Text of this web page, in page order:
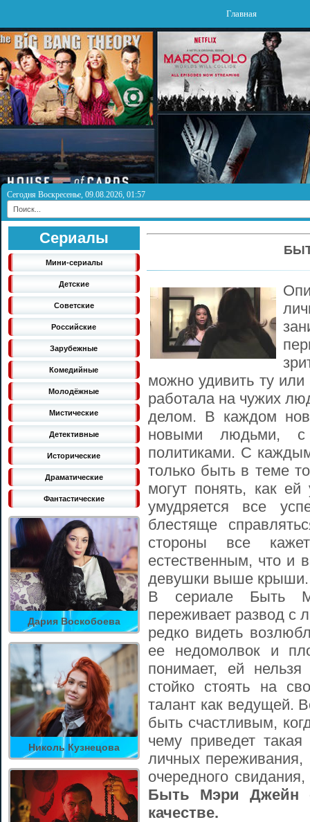
Главная
Сегодня Воскресенье, 09.08.2026, 01:57
Сериалы
Мини-сериалы
Детские
Советские
Российские
Зарубежные
Комедийные
Молодёжные
Мистические
Детективные
Исторические
Драматические
Фантастические
Дария Воскобоева
Николь Кузнецова
можно удивить ту
работала на чужих
делом. В каждом
новыми людьми, с
политиками. С
только быть в теме
могут понять, как
умудряется все
блестяще
стороны все
естественным, что и
девушки выше крыши.
В сериале Быть
переживает развод с
редко видеть
ее недомолвок и
понимает, ей
стойко стоять на
талант как ведущей.
быть счастливым,
чему приведет
личных
очередного
Быть Мэри Джейн
качестве.